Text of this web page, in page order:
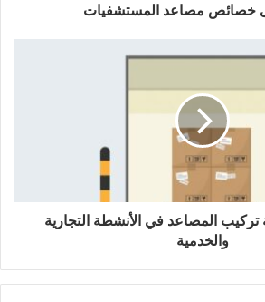
خصائص مصاعد المستشفيات
المصاعد في الأنشطة التجارية
والخدمية